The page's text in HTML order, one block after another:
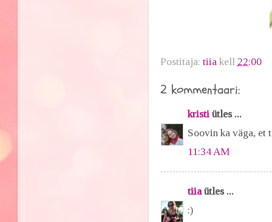
Postitaja:tiia kell 22:00
2 kommentaari:
kristi ütles ...
Soovin ka väga, et
11:34 AM
tiiaütles ...
:)